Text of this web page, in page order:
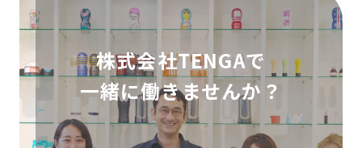
株式会社TENGAで
一緒に働きませんか？